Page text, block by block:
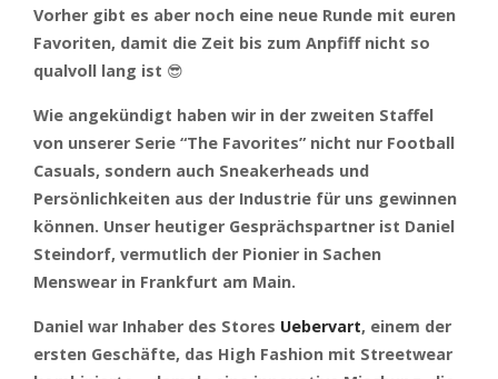
Vorher gibt es aber noch eine neue Runde mit euren
Favoriten, damit die Zeit bis zum Anpfiff nicht so
qualvoll lang ist 😎
Wie angekündigt haben wir in der zweiten Staffel
von unserer Serie “The Favorites” nicht nur Football
Casuals, sondern auch Sneakerheads und
Persönlichkeiten aus der Industrie für uns gewinnen
können. Unser heutiger Gesprächspartner ist Daniel
Steindorf, vermutlich der Pionier in Sachen
Menswear in Frankfurt am Main.
Daniel war Inhaber des Stores Uebervart, einem der
ersten Geschäfte, das High Fashion mit Streetwear